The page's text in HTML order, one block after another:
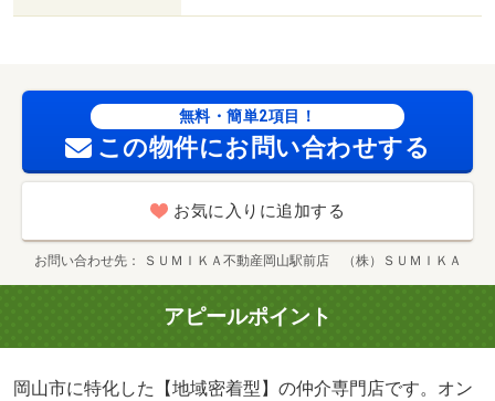
無料・簡単2項目！
この物件にお問い合わせする
お気に入りに追加する
お問い合わせ先 ＳＵＭＩＫＡ不動産岡山駅前店 （株）ＳＵＭＩＫＡ
アピールポイント
岡山市に特化した【地域密着型】の仲介専門店です。オン